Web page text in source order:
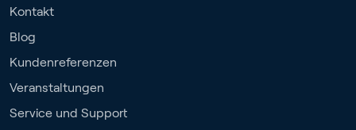
Kontakt
Blog
Kundenreferenzen
Veranstaltungen
Service und Support